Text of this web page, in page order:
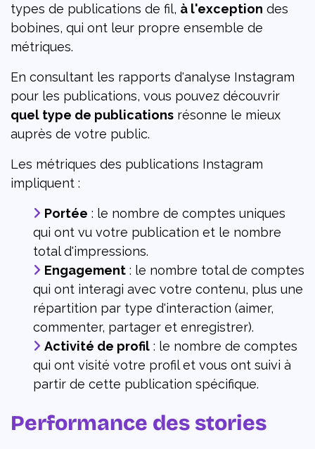
types de publications de fil, à l'exception des
bobines, qui ont leur propre ensemble de
métriques.
En consultant les rapports d'analyse Instagram
pour les publications, vous pouvez découvrir
quel type de publications résonne le mieux
auprès de votre public.
Les métriques des publications Instagram
impliquent :
Portée : le nombre de comptes uniques
qui ont vu votre publication et le nombre
total d'impressions.
Engagement : le nombre total de comptes
qui ont interagi avec votre contenu, plus une
répartition par type d'interaction (aimer,
commenter, partager et enregistrer).
Activité de profil : le nombre de comptes
qui ont visité votre profil et vous ont suivi à
partir de cette publication spécifique.
Performance des stories